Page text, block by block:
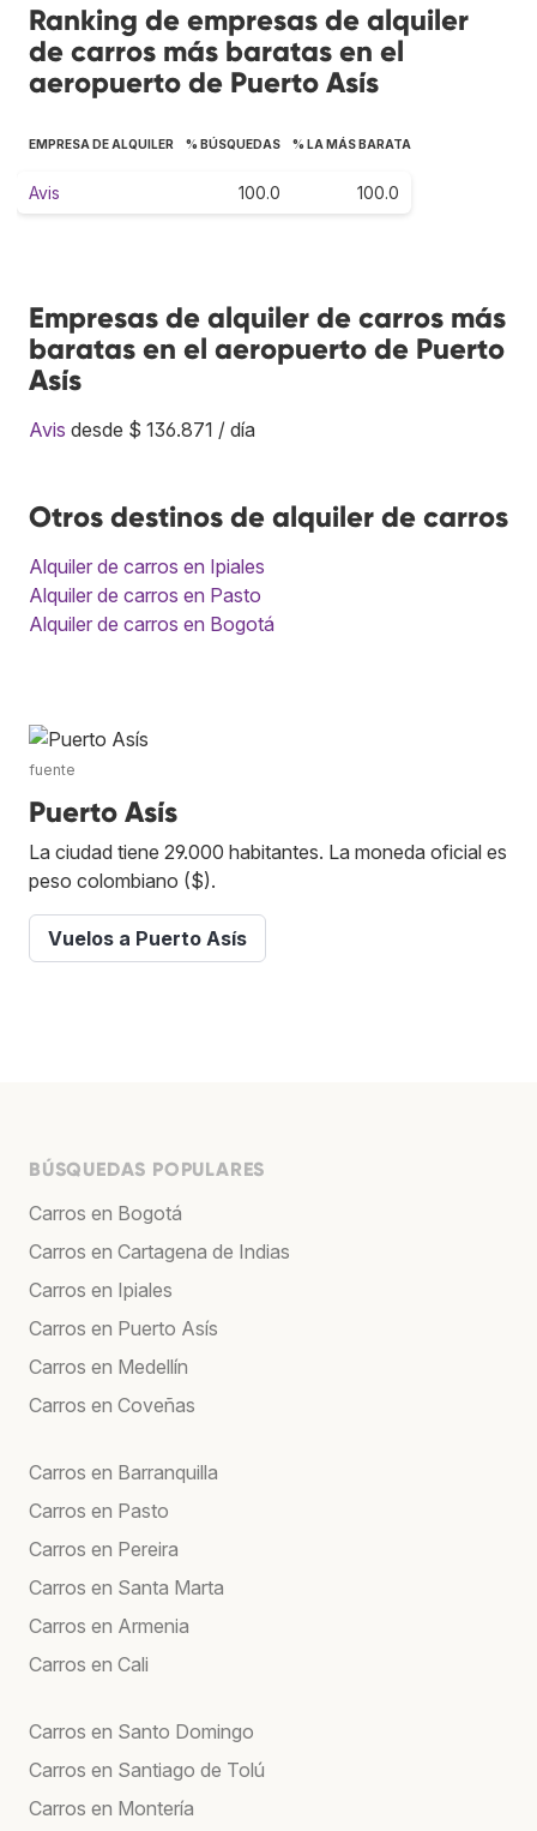
Ranking de empresas de alquiler
de carros más baratas en el
aeropuerto de Puerto Asís
EMPRESA DE ALQUILER % BÚSQUEDAS % LA MÁS BARATA
Avis 100.0 100.0
Empresas de alquiler de carros más
baratas en el aeropuerto de Puerto
Asís
Avis desde $ 136.871 / día
Otros destinos de alquiler de carros
Alquiler de carros en Ipiales
Alquiler de carros en Pasto
Alquiler de carros en Bogotá
fuente
Puerto Asís
La ciudad tiene 29.000 habitantes. La moneda oficial es
peso colombiano ($).
Vuelos a Puerto Asís
BÚSQUEDAS POPULARES
Carros en Bogotá
Carros en Cartagena de Indias
Carros en Ipiales
Carros en Puerto Asís
Carros en Medellín
Carros en Coveñas
Carros en Barranquilla
Carros en Pasto
Carros en Pereira
Carros en Santa Marta
Carros en Armenia
Carros en Cali
Carros en Santo Domingo
Carros en Santiago de Tolú
Carros en Montería